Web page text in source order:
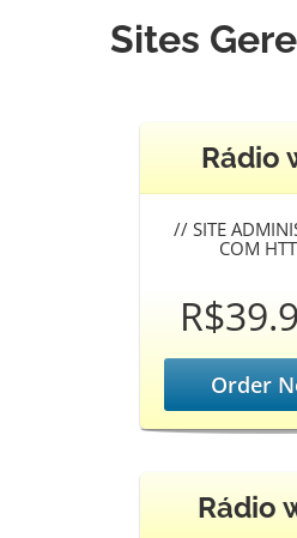
Sites
Rádio
//SITE
COM
Order
Rádio